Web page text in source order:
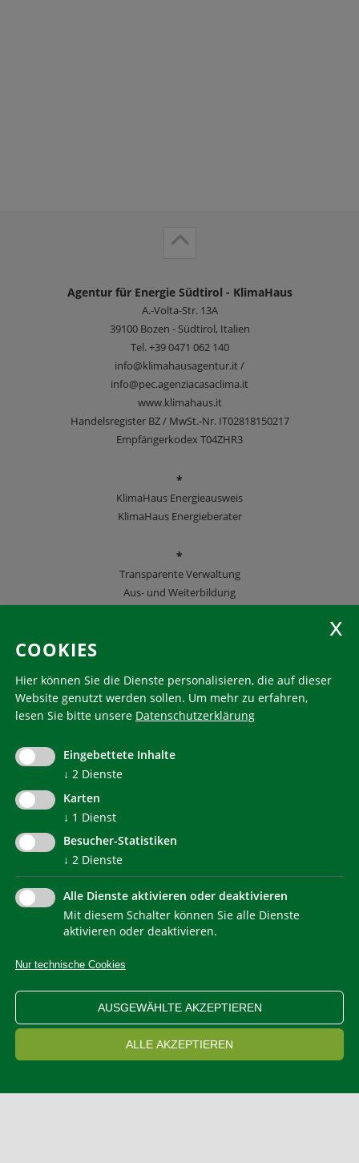
Agentur für Energie Südtirol - KlimaHaus
A.-Volta-Str. 13A
39100 Bozen - Südtirol, Italien
Tel.+39 0471 062 140
info@klimahausagentur.it /
info@pec.agenziacasaclima.it
www.klimahaus.it
Handelsregister BZ / MwSt.-Nr. IT02818150217
Empfängerkodex T04ZHR3
*
KlimaHaus Energieausweis
KlimaHaus Energieberater
*
Transparente Verwaltung
Aus- und Weiterbildung
KlimaHaus ist eine eingetragene Marke. Die Nutzung muss
communication@klimahausagentur.it
© 2022 Agentur für Energie Südtirol - KlimaHaus
NEWSLETTER
IMPRESSUM PRIVACY
WEB STATISTIKEN
ERKLÄRUNG BARRIEREFREIHEIT
COOKIEEINSTELLUNGEN
COOKIES
Hier können Sie die Dienste personalisieren, die auf dieser
Website genutzt werden sollen. Um mehr zu erfahren,
lesen Sie bitte unsere Datenschutzerklärung
Eingebettete Inhalte
↓ 2 Dienste
Karten
↓ 1 Dienst
Besucher-Statistiken
↓ 2 Dienste
Alle Dienste aktivieren oder deaktivieren
Mit diesem Schalter können Sie alle Dienste
aktivieren oder deaktivieren.
Nur technische Cookies
AUSGEWÄHLTE AKZEPTIEREN
ALLE AKZEPTIEREN